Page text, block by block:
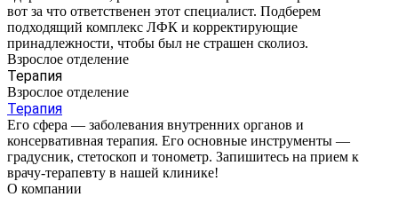
вот за что ответственен этот специалист. Подберем
подходящий комплекс ЛФК и корректирующие
принадлежности, чтобы был не страшен сколиоз.
Взрослое отделение
Терапия
Взрослое отделение
Терапия
Его сфера — заболевания внутренних органов и
консервативная терапия. Его основные инструменты —
градусник, стетоскоп и тонометр. Запишитесь на прием к
врачу-терапевту в нашей клинике!
О компании